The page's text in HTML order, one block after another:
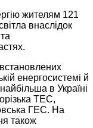
жителям 121
внаслідок
енергосистемі й
в Україні
ТЕС,
ГЕС. На
також